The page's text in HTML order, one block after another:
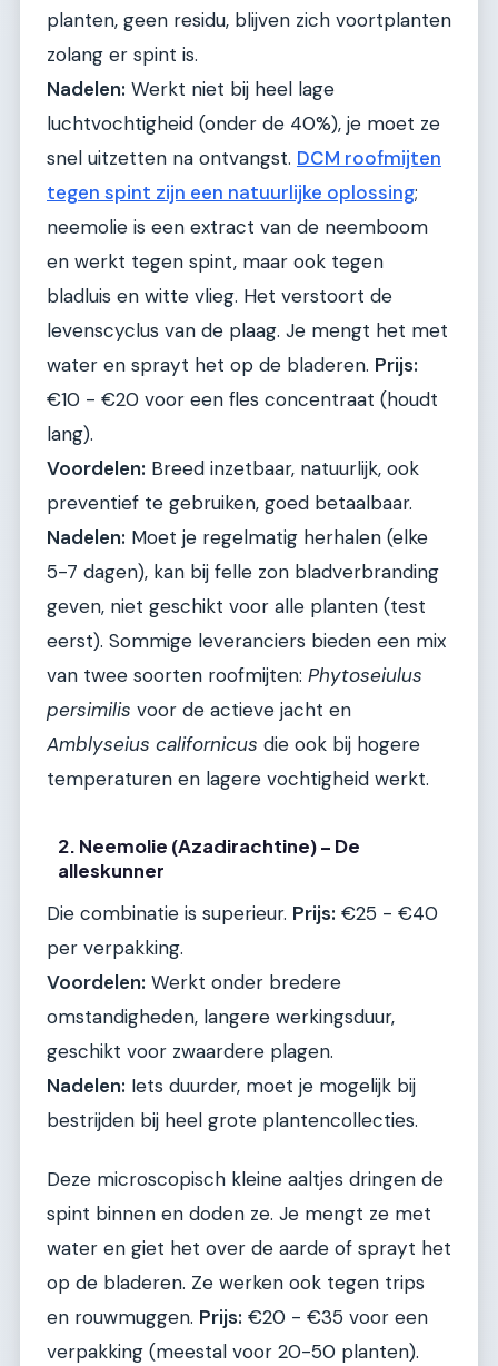
planten, geen residu, blijven zich voortplanten
zolang er spint is.
Nadelen: Werkt niet bij heel lage
luchtvochtigheid (onder de 40%), je moet ze
snel uitzetten na ontvangst. DCM roofmijten
tegen spint zijn een natuurlijke oplossing;
neemolie is een extract van de neemboom
en werkt tegen spint, maar ook tegen
bladluis en witte vlieg. Het verstoort de
levenscyclus van de plaag. Je mengt het met
water en sprayt het op de bladeren. Prijs:
€10 - €20 voor een fles concentraat (houdt
lang).
Voordelen: Breed inzetbaar, natuurlijk, ook
preventief te gebruiken, goed betaalbaar.
Nadelen: Moet je regelmatig herhalen (elke
5-7 dagen), kan bij felle zon bladverbranding
geven, niet geschikt voor alle planten (test
eerst). Sommige leveranciers bieden een mix
van twee soorten roofmijten: Phytoseiulus
persimilis voor de actieve jacht en
Amblyseius californicus die ook bij hogere
temperaturen en lagere vochtigheid werkt.
2. Neemolie (Azadirachtine) – De
alleskunner
Die combinatie is superieur. Prijs: €25 - €40
per verpakking.
Voordelen: Werkt onder bredere
omstandigheden, langere werkingsduur,
geschikt voor zwaardere plagen.
Nadelen: Iets duurder, moet je mogelijk bij
bestrijden bij heel grote plantencollecties.
Deze microscopisch kleine aaltjes dringen de
spint binnen en doden ze. Je mengt ze met
water en giet het over de aarde of sprayt het
op de bladeren. Ze werken ook tegen trips
en rouwmuggen. Prijs: €20 - €35 voor een
verpakking (meestal voor 20-50 planten).